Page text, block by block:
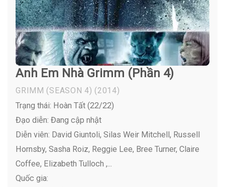
Anh Em Nhà Grimm (Phần 4)
GRIMM (SEASON 4) (2014)
Trạng thái: Hoàn Tất (22/22)
Đạo diễn: Đang cập nhật
Diễn viên: David Giuntoli, Silas Weir Mitchell, Russell
Hornsby, Sasha Roiz, Reggie Lee, Bree Turner, Claire
Coffee, Elizabeth Tulloch ,...
Quốc gia: